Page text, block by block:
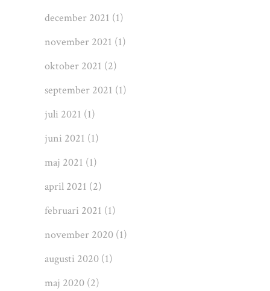
december 2021 (1)
november 2021 (1)
oktober 2021 (2)
september 2021 (1)
juli 2021 (1)
juni 2021 (1)
maj 2021 (1)
april 2021 (2)
februari 2021 (1)
november 2020 (1)
augusti 2020 (1)
maj 2020 (2)